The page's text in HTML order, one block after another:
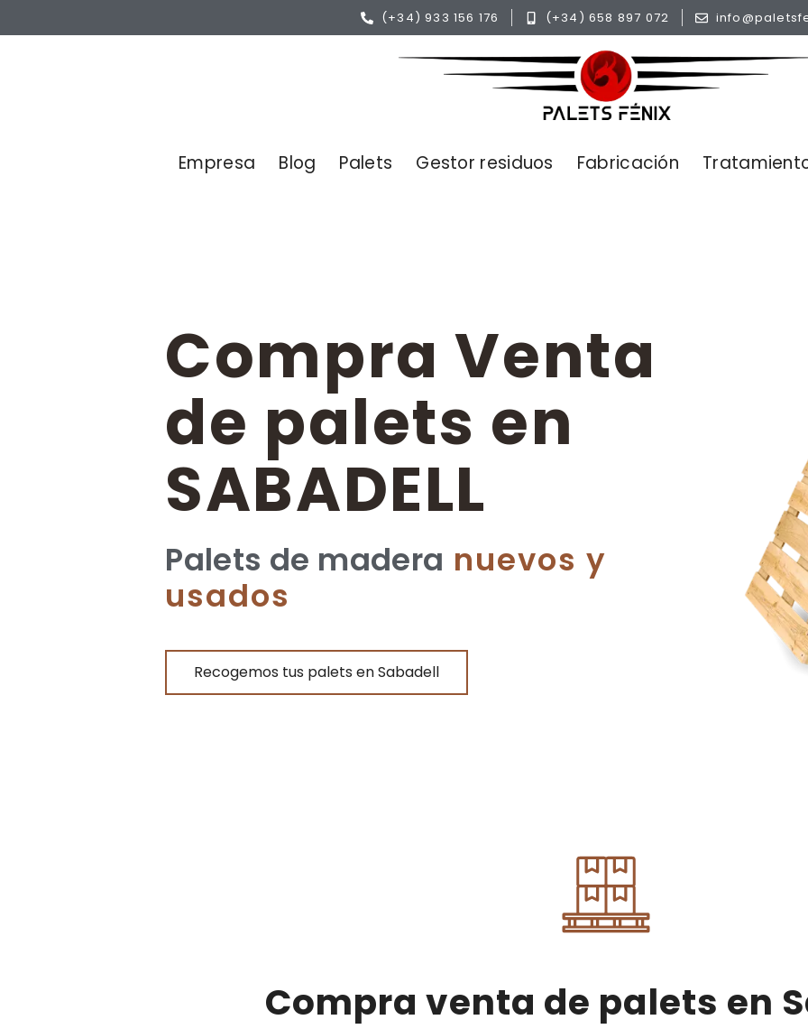
(+34) 933 156 176 (+34) 658 897 072
Empresa Blog Palets Gestor residuos Fabricación Tratamiento
Compra Venta
de palets en
SABADELL
Palets de madera nuevos y
usados
Recogemos tus palets en Sabadell
Compra venta de palets en